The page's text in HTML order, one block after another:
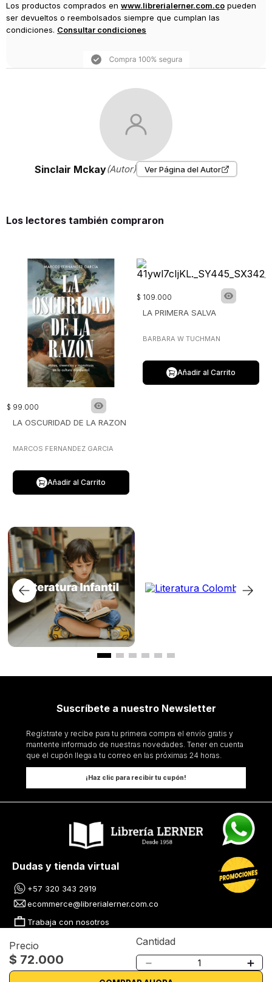
Precio
$ 72.000
Cantidad
＋
－
Los productos comprados en www.librerialerner.com.co pueden
ser devueltos o reembolsados siempre que cumplan las
condiciones. Consultar condiciones
Sinclair Mckay(Autor) Ver Página del Autor
Los lectores también compraron
$ 99.000
LA OSCURIDAD DE LA RAZON
MARCOS FERNANDEZ GARCIA
Añadir al Carrito
$ 109.000
LA PRIMERA SALVA
BARBARA W TUCHMAN
Añadir al Carrito
Suscríbete a nuestro Newsletter
Regístrate y recibe para tu primera compra el envío gratis y
mantente informado de nuestras novedades. Tener en cuenta
que el cupón llega a tu correo en las próximas 24 horas.
¡Haz clic para recibir tu cupón!
Dudas y tienda virtual
+57 320 343 2919
ecommerce@librerialerner.com.co
Trabaja con nosotros
Nuestras tiendas